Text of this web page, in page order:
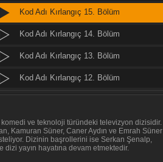
MasterChef Türkiye 2026
46. Bölüm
Daha 17
Her Şey Mümkün
Kod Adı Kırlangıç 15. Bölüm
Kod Adı Kırlangıç 14. Bölüm
Kod Adı Kırlangıç 13. Bölüm
Kod Adı Kırlangıç 12. Bölüm
Kod Adı Kırlangıç 10. Bölüm
Kod Adı Kırlangıç 9. Bölüm
komedi ve teknoloji türündeki televizyon dizisidir.
Kamuran Süner, Caner Aydın ve Emrah Süner
Dizinin başrollerini ise Serkan Şenalp,
yayın hayatına devam etmektedir.